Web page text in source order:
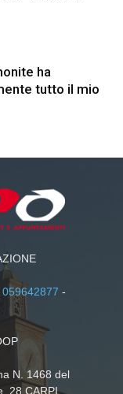
ha
tutto il mio
059642877 -
N. 1468 del
28 CARPI